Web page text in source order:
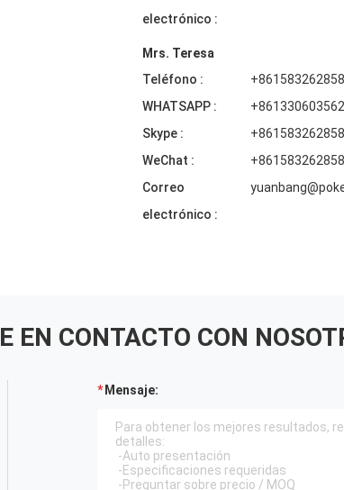
electrónico :
Mrs. Teresa
Teléfono :
WHATSAPP :
Skype :
WeChat :
Correo
electrónico :
EN CONTACTO CON
Mensaje: